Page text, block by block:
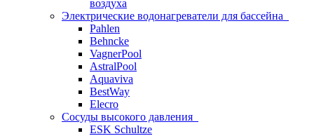
воздуха
Электрические водонагреватели для бассейна
Pahlen
Behncke
VagnerPool
AstralPool
Aquaviva
BestWay
Elecro
Сосуды высокого давления
ESK Schultze